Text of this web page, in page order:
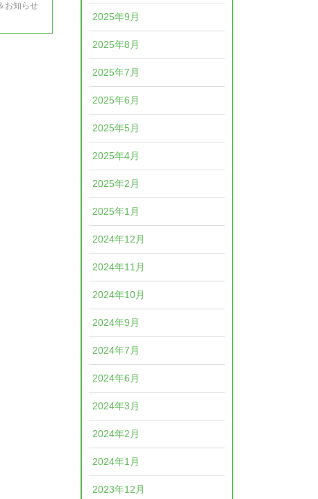
お知らせ
2025年9月
2025年8月
2025年7月
2025年6月
2025年5月
2025年4月
2025年2月
2025年1月
2024年12月
2024年11月
2024年10月
2024年9月
2024年7月
2024年6月
2024年3月
2024年2月
2024年1月
2023年12月